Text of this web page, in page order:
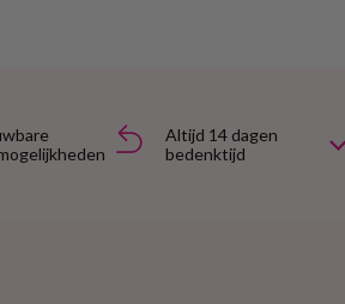
Altijd 14 dagen
bedenktijd